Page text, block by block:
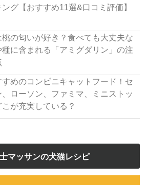
ング【おすすめ11選&口コミ評価】
桃の匂いが好き？食べても大丈夫な
種に含まれる「アミグダリン」の注
すめのコンビニキャットフード！セ
、ローソン、ファミマ、ミニストッ
こが充実している？
マッサンの犬猫レシピ